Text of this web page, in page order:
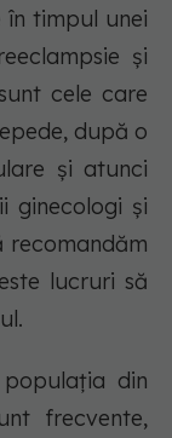
timpul unei
și
cele care
după o
și atunci
ginecologi și
recomandăm
lucruri să
din
frecvente,